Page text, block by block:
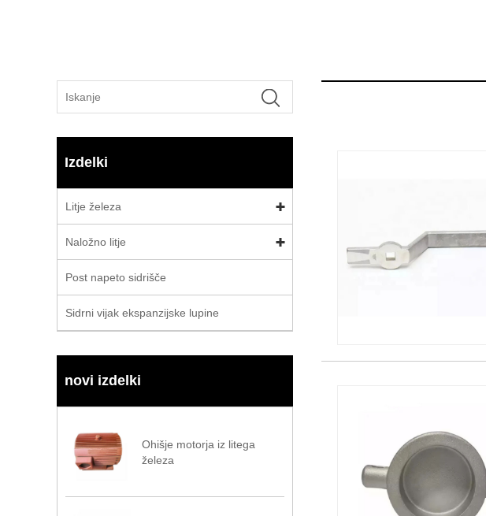
Izdelki
Litje železa
Naložno litje
Post napeto sidrišče
Sidrni vijak ekspanzijske lupine
novi izdelki
Ohišje motorja iz litega
železa